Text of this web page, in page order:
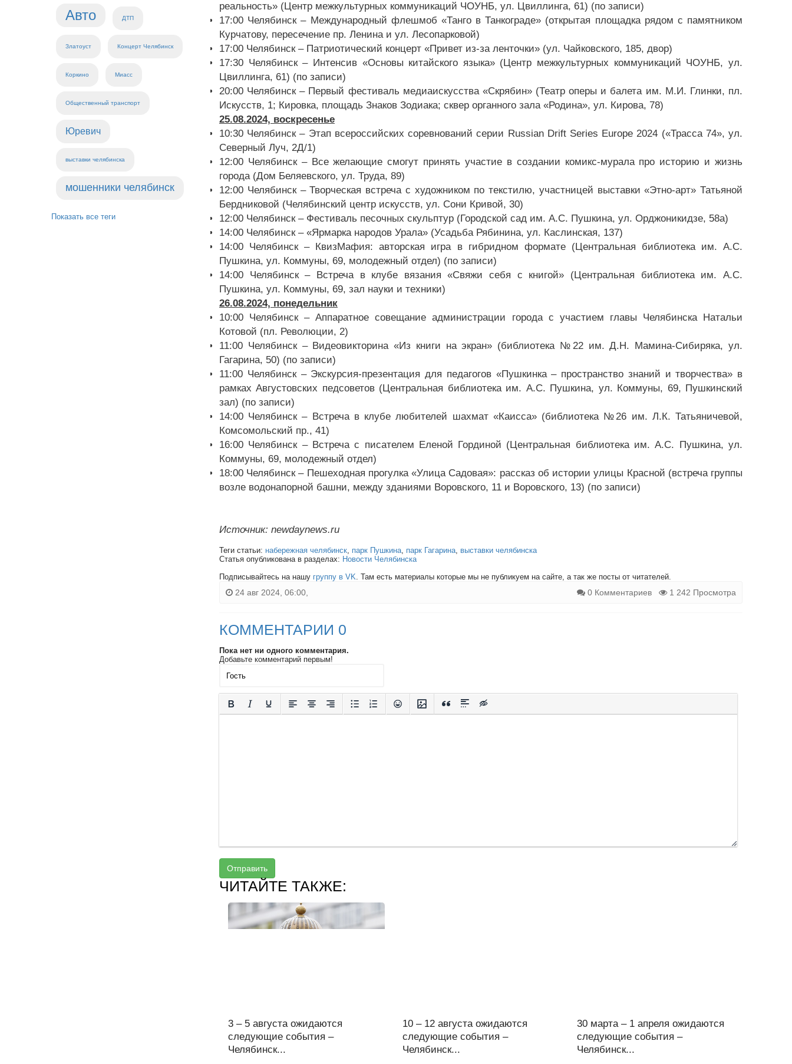
Авто ДТП
Златоуст Концерт Челябинск
Коркино Миасс
Общественный транспорт
Юревич
выставки челябинска
мошенники челябинск
Показать все теги
реальность» (Центр межкультурных коммуникаций ЧОУНБ, ул. Цвиллинга, 61) (по записи)
17:00 Челябинск – Международный флешмоб «Танго в Танкограде» (открытая площадка рядом с памятником
Курчатову, пересечение пр. Ленина и ул. Лесопарковой)
17:00 Челябинск – Патриотический концерт «Привет из-за ленточки» (ул. Чайковского, 185, двор)
17:30 Челябинск – Интенсив «Основы китайского языка» (Центр межкультурных коммуникаций ЧОУНБ, ул.
Цвиллинга, 61) (по записи)
20:00 Челябинск – Первый фестиваль медиаискусства «Скрябин» (Театр оперы и балета им. М.И. Глинки, пл.
Искусств, 1; Кировка, площадь Знаков Зодиака; сквер органного зала «Родина», ул. Кирова, 78)
25.08.2024, воскресенье
10:30 Челябинск – Этап всероссийских соревнований серии Russian Drift Series Europe 2024 («Трасса 74», ул.
Северный Луч, 2Д/1)
12:00 Челябинск – Все желающие смогут принять участие в создании комикс-мурала про историю и жизнь
города (Дом Беляевского, ул. Труда, 89)
12:00 Челябинск – Творческая встреча с художником по текстилю, участницей выставки «Этно-арт» Татьяной
Бердниковой (Челябинский центр искусств, ул. Сони Кривой, 30)
12:00 Челябинск – Фестиваль песочных скульптур (Городской сад им. А.С. Пушкина, ул. Орджоникидзе, 58а)
14:00 Челябинск – «Ярмарка народов Урала» (Усадьба Рябинина, ул. Каслинская, 137)
14:00 Челябинск – КвизМафия: авторская игра в гибридном формате (Центральная библиотека им. А.С.
Пушкина, ул. Коммуны, 69, молодежный отдел) (по записи)
14:00 Челябинск – Встреча в клубе вязания «Свяжи себя с книгой» (Центральная библиотека им. А.С.
Пушкина, ул. Коммуны, 69, зал науки и техники)
26.08.2024, понедельник
10:00 Челябинск – Аппаратное совещание администрации города с участием главы Челябинска Натальи
Котовой (пл. Революции, 2)
11:00 Челябинск – Видеовикторина «Из книги на экран» (библиотека №22 им. Д.Н. Мамина-Сибиряка, ул.
Гагарина, 50) (по записи)
11:00 Челябинск – Экскурсия-презентация для педагогов «Пушкинка – пространство знаний и творчества» в
рамках Августовских педсоветов (Центральная библиотека им. А.С. Пушкина, ул. Коммуны, 69, Пушкинский
зал) (по записи)
14:00 Челябинск – Встреча в клубе любителей шахмат «Каисса» (библиотека №26 им. Л.К. Татьяничевой,
Комсомольский пр., 41)
16:00 Челябинск – Встреча с писателем Еленой Гординой (Центральная библиотека им. А.С. Пушкина, ул.
Коммуны, 69, молодежный отдел)
18:00 Челябинск – Пешеходная прогулка «Улица Садовая»: рассказ об истории улицы Красной (встреча группы
возле водонапорной башни, между зданиями Воровского, 11 и Воровского, 13) (по записи)
Источник: newdaynews.ru
Теги статьи: набережная челябинск, парк Пушкина, парк Гагарина, выставки челябинска
Статья опубликована в разделах: Новости Челябинска
Подписывайтесь на нашу группу в VK. Там есть материалы которые мы не публикуем на сайте, а так же посты от читателей.
24 авг 2024, 06:00, 0 Комментариев 1 242 Просмотра
КОММЕНТАРИИ 0
Пока нет ни одного комментария.
Добавьте комментарий первым!
Отправить
ЧИТАЙТЕ ТАКЖЕ:
3 – 5 августа ожидаются
следующие события –
Челябинск...
10 – 12 августа ожидаются
следующие события –
Челябинск...
30 марта – 1 апреля ожидаются
следующие события –
Челябинск...